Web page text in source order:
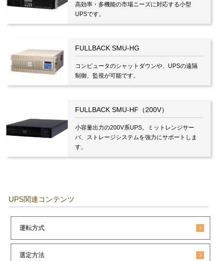
高効率・多機能の市場ニーズに対応する小型
UPSです。
FULLBACK SMU-HG
コンピュータのシャットダウンや、UPSの遠隔
制御、監視が可能です。
FULLBACK SMU-HF（200V）
小容量出力の200V系UPS。ミットレンジサー
バ、ストレージシステムを強力にサポートしま
す。
UPS関連コンテンツ
運転方式
選定方法